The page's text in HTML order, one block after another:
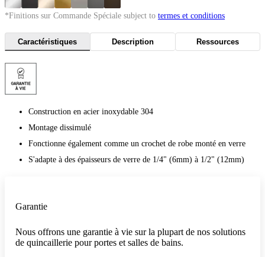
*Finitions sur Commande Spéciale subject to termes et conditions
Caractéristiques Description Ressources
Construction en acier inoxydable 304
Montage dissimulé
Fonctionne également comme un crochet de robe monté en verre
S'adapte à des épaisseurs de verre de 1/4" (6mm) à 1/2" (12mm)
Garantie
Nous offrons une garantie à vie sur la plupart de nos solutions
de quincaillerie pour portes et salles de bains.